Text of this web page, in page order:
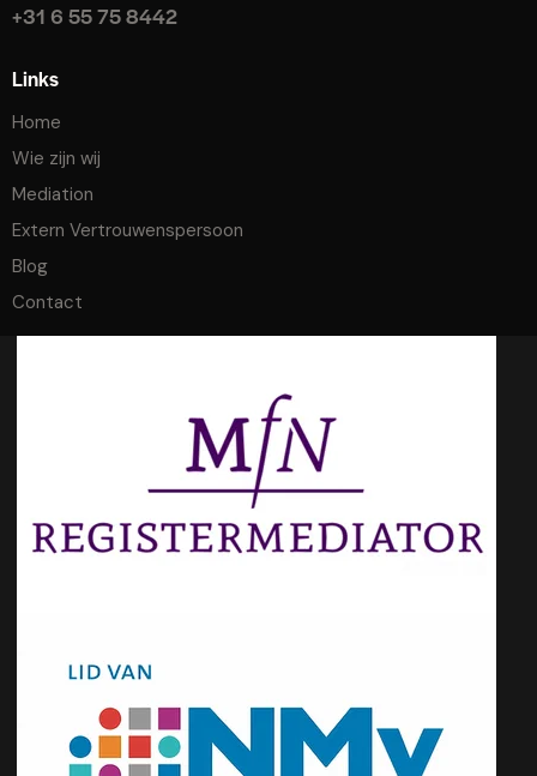
+31 6 55 75 8442
Links
Home
Wie zijn wij
Mediation
Extern Vertrouwenspersoon
Blog
Contact